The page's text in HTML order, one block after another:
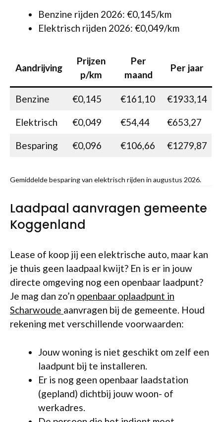
Benzine rijden 2026: €0,145/km
Elektrisch rijden 2026: €0,049/km
Aandrijving
Prijzen
p/km
Per
maand
Per jaar
Benzine €0,145 €161,10 €1933,14
Elektrisch €0,049 €54,44 €653,27
Besparing €0,096 €106,66 €1279,87
Gemiddelde besparing van elektrisch rijden in augustus 2026.
Laadpaal aanvragen gemeente
Koggenland
Lease of koop jij een elektrische auto, maar kan
je thuis geen laadpaal kwijt? En is er in jouw
directe omgeving nog een openbaar laadpunt?
Je mag dan zo’n openbaar oplaadpunt in
Scharwoude aanvragen bij de gemeente. Houd
rekening met verschillende voorwaarden:
Jouw woning is niet geschikt om zelf een
laadpunt bij te installeren.
Er is nog geen openbaar laadstation
(gepland) dichtbij jouw woon- of
werkadres.